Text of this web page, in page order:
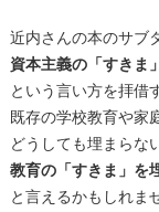
近内さんの本のサブ
資本主義の「すきま
という言い方を拝借
既存の学校教育や家
どうしても埋まらな
教育の「すきま」を
と言えるかもしれま